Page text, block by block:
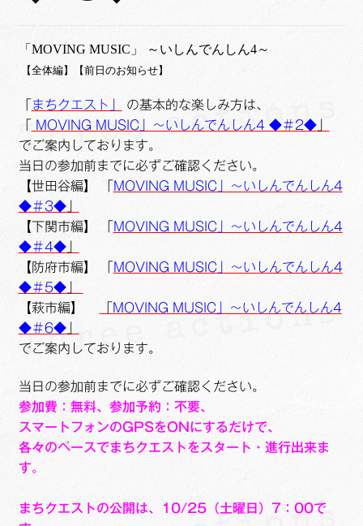
開
Links
を
せたがや生涯現役ネットワーク
ュ
展
メ
ー
展
出演希望/お問い合わせフォーム
Contact
「MOVING MUSIC」 ～いしんでんしん4～
【全体編】【前日のお知らせ】
まちクエスト」
の基本的な楽しみ方は、
MOVING MUSIC」～いしんでんしん4 ◆＃2◆」
でご案内しております。
当日の参加前までに必ずご確認ください。
【世田谷編】 「
MOVING MUSIC」～いしんでんしん4
◆＃3◆」
【下関市編】 「
MOVING MUSIC」～いしんでんしん4
◆＃4◆」
【防府市編】 「
MOVING MUSIC」～いしんでんしん4
◆＃5◆」
【萩市編】
MOVING MUSIC」～いしんでんしん4
◆＃6◆」
でご案内しております。
当日の参加前までに必ずご確認ください。
参加費：無料、参加予約：不要、
スマートフォンのGPSをONにするだけで、
各々のペースでまちクエストをスタート・進行出来ま
す。
まちクエストの公開は、10/25（土曜日）7：00で